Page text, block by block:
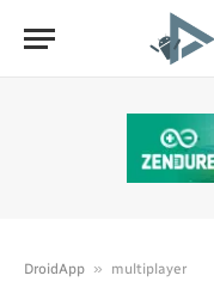
DroidApp » multiplayer